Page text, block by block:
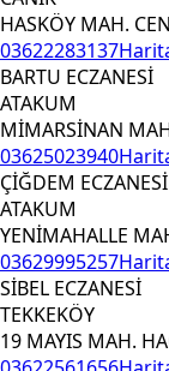
HASKÖY MAH.
03622283137
BARTU ECZANESİ
ATAKUM
MİMARSİNAN
03625023940
ÇİĞDEM ECZANESİ
ATAKUM
YENİMAHALLE
03629995257
SİBEL ECZANESİ
TEKKEKÖY
19 MAYIS MAH.